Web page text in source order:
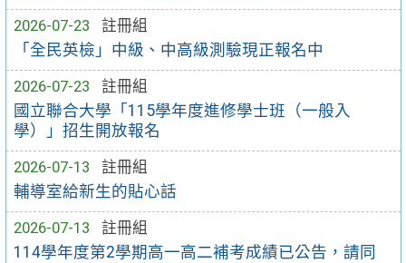
2026-07-23
註冊組
「全民英檢」中級、中高級測驗現正報名中
2026-07-23
註冊組
國立聯合大學「115學年度進修學士班（一般入
學）」招生開放報名
2026-07-13
註冊組
輔導室給新生的貼心話
2026-07-13
註冊組
114學年度第2學期高一高二補考成績已公告，請同